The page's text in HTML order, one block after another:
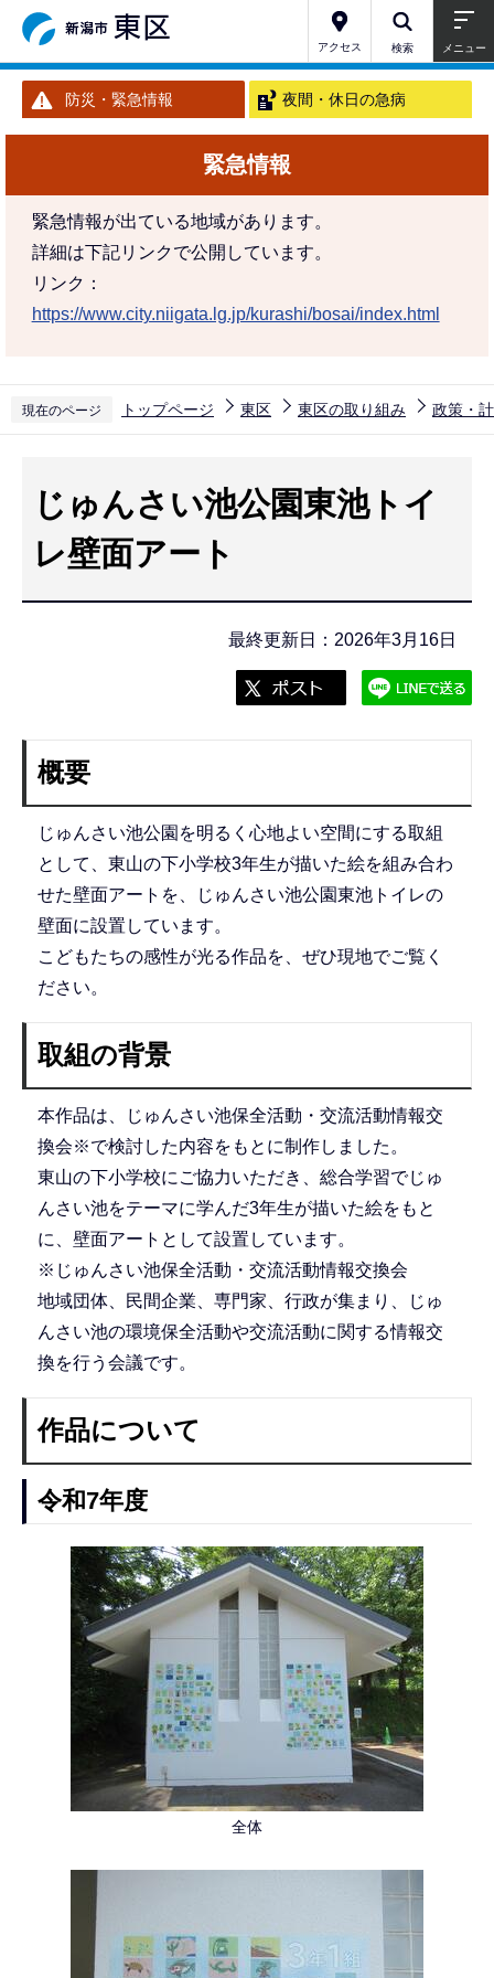
ジ
先
アクセス 検索 メニュー
防災・緊急情報 夜間・休日の急病
緊急情報
緊急情報が出ている地域があります。
詳細は下記リンクで公開しています。
リンク：
https://www.city.niigata.lg.jp/kurashi/bosai/index.html
現在のページ トップページ 東区 東区の取り組み 政策・
じゅんさい池公園東池トイ
レ壁面アート
最終更新日：2026年3月16日
概要
じゅんさい池公園を明るく心地よい空間にする取組
として、東山の下小学校3年生が描いた絵を組み合わ
せた壁面アートを、じゅんさい池公園東池トイレの
壁面に設置しています。
こどもたちの感性が光る作品を、ぜひ現地でご覧く
ださい。
取組の背景
本作品は、じゅんさい池保全活動・交流活動情報交
換会※で検討した内容をもとに制作しました。
東山の下小学校にご協力いただき、総合学習でじゅ
んさい池をテーマに学んだ3年生が描いた絵をもと
に、壁面アートとして設置しています。
※じゅんさい池保全活動・交流活動情報交換会
地域団体、民間企業、専門家、行政が集まり、じゅ
んさい池の環境保全活動や交流活動に関する情報交
換を行う会議です。
作品について
令和7年度
全体